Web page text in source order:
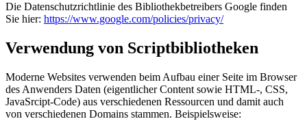
Die Datenschutzrichtlinie des Bibliothekbetreibers Google finden
Sie hier: https://www.google.com/policies/privacy/
Verwendung von Scriptbibliotheken
Moderne Websites verwenden beim Aufbau einer Seite im Browser
des Anwenders Daten (eigentlicher Content sowie HTML-, CSS,
JavaSrcipt-Code) aus verschiedenen Ressourcen und damit auch
von verschiedenen Domains stammen. Beispielsweise: